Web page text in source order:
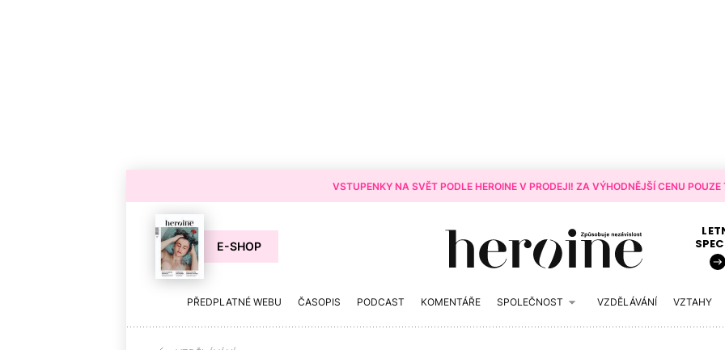
VSTUPENKY NA SVĚT PODLE HEROINE V PRODEJI! ZA VÝHODNĚJŠÍ CENU
E-SHOP
PŘEDPLATNÉ WEBU ČASOPIS PODCAST KOMENTÁŘE SPOLEČNOST VZDĚLÁVÁNÍ VZTAHY